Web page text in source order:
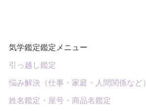
気学鑑定鑑定メニュー
引っ越し鑑定
悩み解決（仕事・家庭・人間関係など）
姓名鑑定・屋号・商品名鑑定